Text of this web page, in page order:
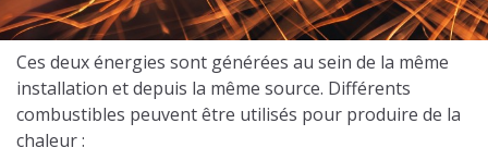
Ces deux énergies sont générées au sein de la même
installation et depuis la même source. Différents
combustibles peuvent être utilisés pour produire de la
chaleur :